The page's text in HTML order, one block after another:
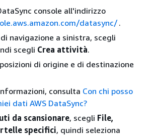
console all'indirizzo
datasync/.
navigazione a sinistra, scegli
scegli Crea attività.
di origine e di destinazione
consulta Con chi posso
dati AWS DataSync?
da scansionare, scegli File,
specifici, quindi seleziona